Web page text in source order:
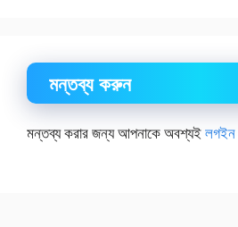
মন্তব্য করুন
মন্তব্য করার জন্য আপনাকে অবশ্যইলগইন